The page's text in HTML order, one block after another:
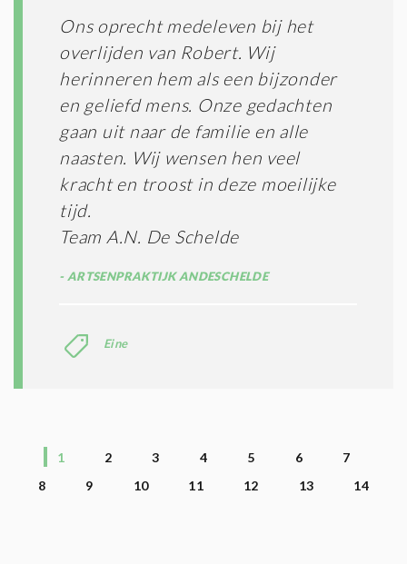
Ons oprecht medeleven bij het
overlijden van Robert. Wij
herinneren hem als een bijzonder
en geliefd mens. Onze gedachten
gaan uit naar de familie en alle
naasten. Wij wensen hen veel
kracht en troost in deze moeilijke
tijd.
Team A.N. De Schelde
ARTSENPRAKTIJK ANDESCHELDE
Eine
1 2 3 4 5 6
7
8
9 10 11 12 13 14